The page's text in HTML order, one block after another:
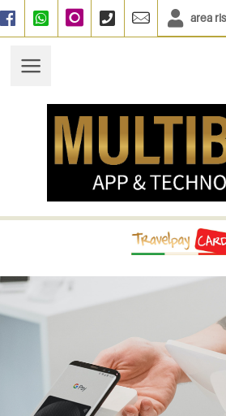
FacebookWhatsAppInstagram+390664833135
area